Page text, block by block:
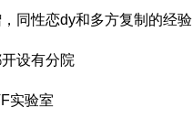
同性恋dy和多方复制的经验
设有分院
实验室